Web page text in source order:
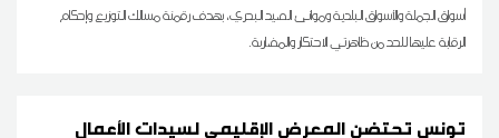
أسواق الجملة والأسواق البلدية وموانئ الصيد البحري، بهدف رقمنة مسالك التوزيع وإحكام
الرقابة عليها للحد من ظاهرتي الاحتكار والمضاربة.
تونس تحتضن المعرض الإقليمي لسيدات الأعمال